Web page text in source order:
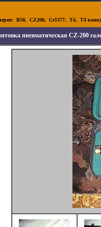
B50, CZ200, Cr1377, T4, T4
пневматическая CZ-200